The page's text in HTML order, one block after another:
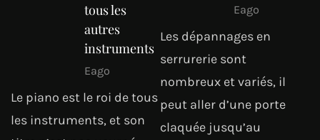
tous les
autres
instruments
Eago
Le piano est le roi de tous
les instruments, et son
Eago
Les dépannages en
serrurerie sont
nombreux et variés, il
peut aller d’une porte
claquée jusqu’au